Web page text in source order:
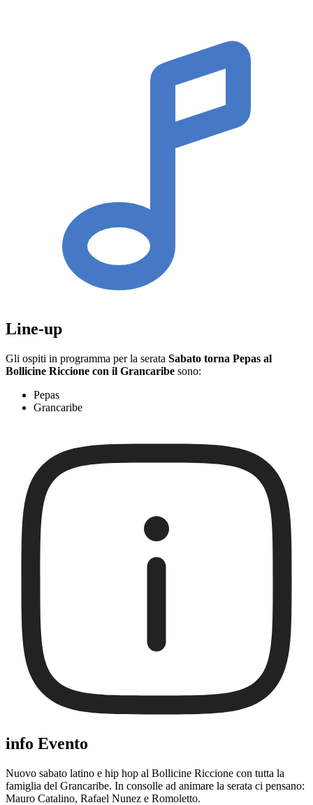
Line-up
Gli ospiti in programma per la serata Sabato torna Pepas al
Bollicine Riccione con il Grancaribe sono:
Pepas
Grancaribe
info Evento
Nuovo sabato latino e hip hop al Bollicine Riccione con tutta la
famiglia del Grancaribe. In consolle ad animare la serata ci pensano:
Mauro Catalino, Rafael Nunez e Romoletto.